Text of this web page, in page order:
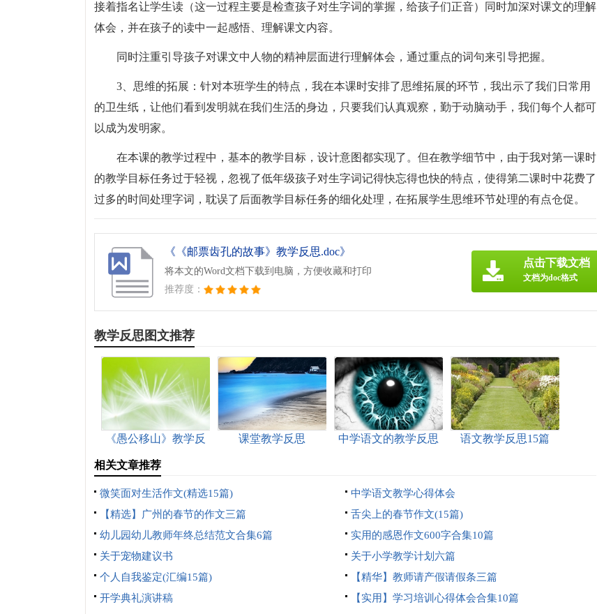
接着指名让学生读（这一过程主要是检查孩子对生字词的掌握，给孩子们正音）同时加深对课文的理解
体会，并在孩子的读中一起感悟、理解课文内容。
同时注重引导孩子对课文中人物的精神层面进行理解体会，通过重点的词句来引导把握。
3、思维的拓展：针对本班学生的特点，我在本课时安排了思维拓展的环节，我出示了我们日常用
的卫生纸，让他们看到发明就在我们生活的身边，只要我们认真观察，勤于动脑动手，我们每个人都可
以成为发明家。
在本课的教学过程中，基本的教学目标，设计意图都实现了。但在教学细节中，由于我对第一课时
的教学目标任务过于轻视，忽视了低年级孩子对生字词记得快忘得也快的特点，使得第二课时中花费了
过多的时间处理字词，耽误了后面教学目标任务的细化处理，在拓展学生思维环节处理的有点仓促。
《《邮票齿孔的故事》教学反思.doc》
将本文的Word文档下载到电脑，方便收藏和打印
推荐度：
点击下载文档
文档为doc格式
教学反思图文推荐
《愚公移山》教学反
课堂教学反思 中学语文的教学反思 语文教学反思15篇
相关文章推荐
微笑面对生活作文(精选15篇)
中学语文教学心得体会
【精选】广州的春节的作文三篇
舌尖上的春节作文(15篇)
幼儿园幼儿教师年终总结范文合集6篇
实用的感恩作文600字合集10篇
关于宠物建议书
关于小学教学计划六篇
个人自我鉴定(汇编15篇)
【精华】教师请产假请假条三篇
开学典礼演讲稿
【实用】学习培训心得体会合集10篇